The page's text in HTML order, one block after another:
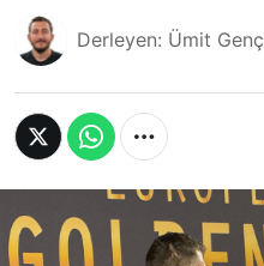
Derleyen: Ümit Genç